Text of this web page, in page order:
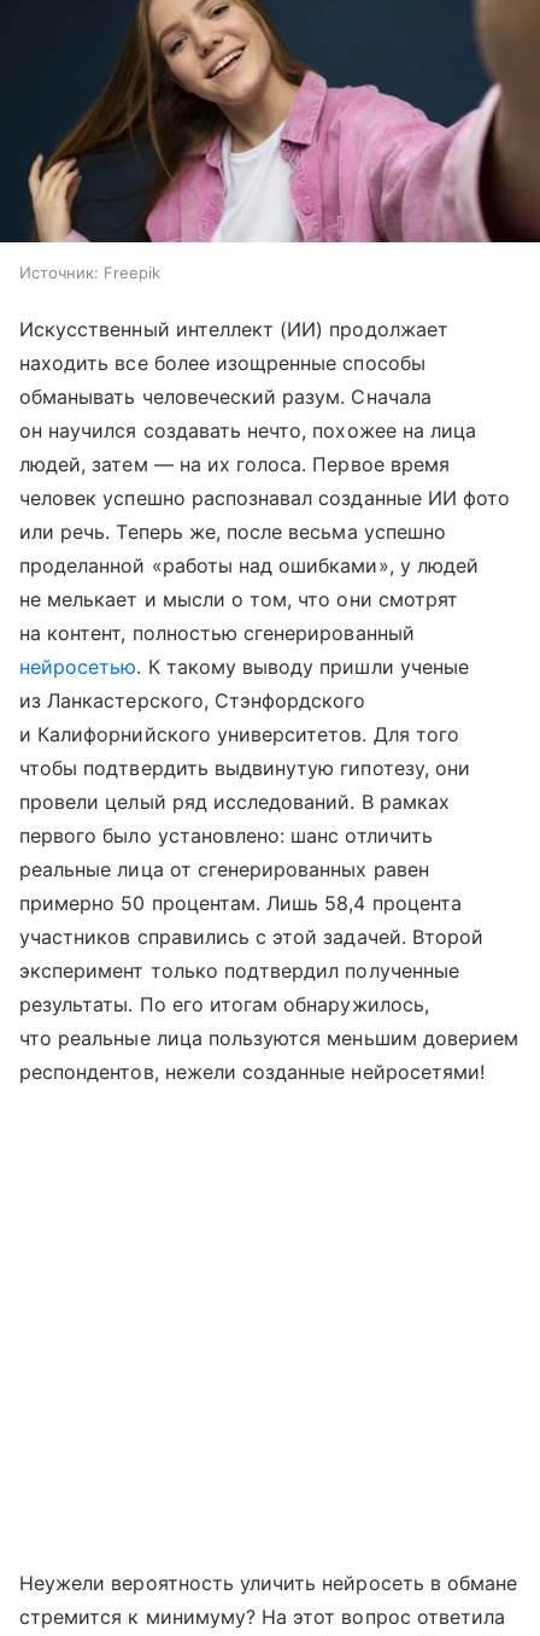
Источник: Freepik
Искусственный интеллект (ИИ) продолжает
находить все более изощренные способы
обманывать человеческий разум. Сначала
он научился создавать нечто, похожее на лица
людей, затем — на их голоса. Первое время
человек успешно распознавал созданные ИИ фото
или речь. Теперь же, после весьма успешно
проделанной «работы над ошибками», у людей
не мелькает и мысли о том, что они смотрят
на контент, полностью сгенерированный
нейросетью. К такому выводу пришли ученые
из Ланкастерского, Стэнфордского
и Калифорнийского университетов. Для того
чтобы подтвердить выдвинутую гипотезу, они
провели целый ряд исследований. В рамках
первого было установлено: шанс отличить
реальные лица от сгенерированных равен
примерно 50 процентам. Лишь 58,4 процента
участников справились с этой задачей. Второй
эксперимент только подтвердил полученные
результаты. По его итогам обнаружилось,
что реальные лица пользуются меньшим доверием
респондентов, нежели созданные нейросетями!
Неужели вероятность уличить нейросеть в обмане
стремится к минимуму? На этот вопрос ответила